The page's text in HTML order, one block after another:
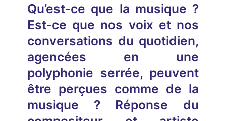
Qu’est-ce que la musique ?
Est-ce que nos voix et nos
conversations du quotidien,
agencées en une
polyphonie serrée, peuvent
être perçues comme de la
musique ? Réponse du